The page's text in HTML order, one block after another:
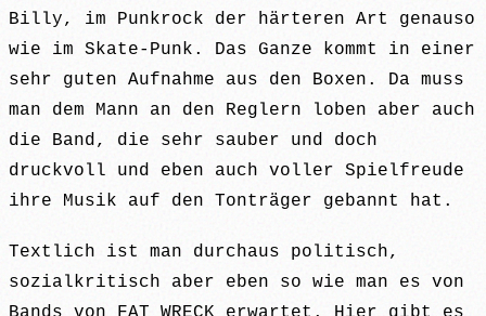
Billy, im Punkrock der härteren Art genauso
wie im Skate-Punk. Das Ganze kommt in einer
sehr guten Aufnahme aus den Boxen. Da muss
man dem Mann an den Reglern loben aber auch
die Band, die sehr sauber und doch
druckvoll und eben auch voller Spielfreude
ihre Musik auf den Tonträger gebannt hat.
Textlich ist man durchaus politisch,
sozialkritisch aber eben so wie man es von